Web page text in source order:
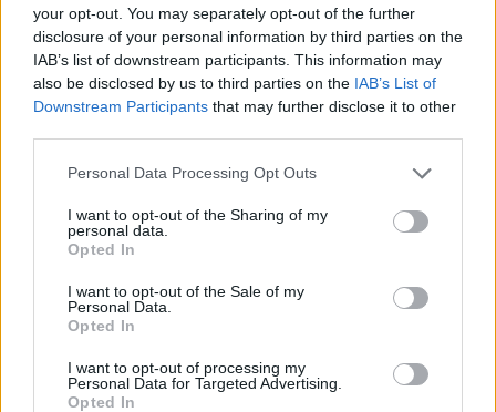
your opt-out. You may separately opt-out of the further
disclosure of your personal information by third parties on the
IAB’s list of downstream participants. This information may
also be disclosed by us to third parties on the IAB’s List of
Downstream Participants that may further disclose it to other
Personal Data Processing Opt Outs
I want to opt-out of the Sharing of my
personal data.
Opted In
I want to opt-out of the Sale of my
Personal Data.
Opted In
I want to opt-out of processing my
Personal Data for Targeted Advertising.
Opted In
Το φθινόπωρο της ίδιας χρονιάς ιδρύεται η
ποδοσφαιρική ομάδα του «Αιολικού Κυδωνιών»
από την οποία δυστυχώς πέραν μιας φωτογραφίας
δεν έχουν σωθεί (ή δεν έχουν βρεθεί ακόμα)
στοιχεία αγωνιστικής δράσης.
συμμετέχει με δυο αθλητές του στους Πανιώνιους
Αγώνες στη Σμύρνη. Τον Ιούνιο της ίδιας χρονιάς
συμμετοχή αθλητών που είχαν διακριθεί στο
Πανελλήνιο πρωτάθλημα στίβου ανδρών 1908 και
στους Πανιώνιους Αγώνες. Στη διάρκεια αυτών
των αγώνων καταρρίφθηκαν τα πανελλήνια